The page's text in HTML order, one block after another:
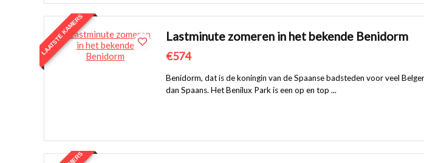
LAATSTE KAMERS Lastminute zomeren in het bekende Benidorm
€574
Benidorm, dat is de koningin van de Spaanse badsteden voor veel
dan Spaans. Het Benilux Park is een op en top ...